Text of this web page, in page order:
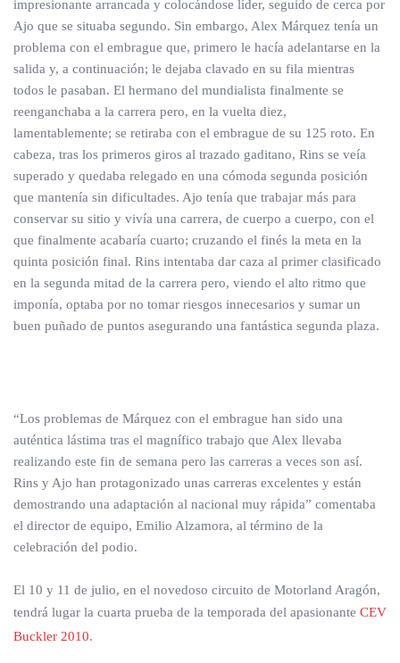
impresionante arrancada y colocándose líder, seguido de cerca por
Ajo que se situaba segundo. Sin embargo, Alex Márquez tenía un
problema con el embrague que, primero le hacía adelantarse en la
salida y, a continuación; le dejaba clavado en su fila mientras
todos le pasaban. El hermano del mundialista finalmente se
reenganchaba a la carrera pero, en la vuelta diez,
lamentablemente; se retiraba con el embrague de su 125 roto. En
cabeza, tras los primeros giros al trazado gaditano, Rins se veía
superado y quedaba relegado en una cómoda segunda posición
que mantenía sin dificultades. Ajo tenía que trabajar más para
conservar su sitio y vivía una carrera, de cuerpo a cuerpo, con el
que finalmente acabaría cuarto; cruzando el finés la meta en la
quinta posición final. Rins intentaba dar caza al primer clasificado
en la segunda mitad de la carrera pero, viendo el alto ritmo que
imponía, optaba por no tomar riesgos innecesarios y sumar un
buen puñado de puntos asegurando una fantástica segunda plaza.
“Los problemas de Márquez con el embrague han sido una
auténtica lástima tras el magnífico trabajo que Alex llevaba
realizando este fin de semana pero las carreras a veces son así.
Rins y Ajo han protagonizado unas carreras excelentes y están
demostrando una adaptación al nacional muy rápida” comentaba
el director de equipo, Emilio Alzamora, al término de la
celebración del podio.
El 10 y 11 de julio, en el novedoso circuito de Motorland Aragón,
tendrá lugar la cuarta prueba de la temporada del apasionante CEV
Buckler 2010.